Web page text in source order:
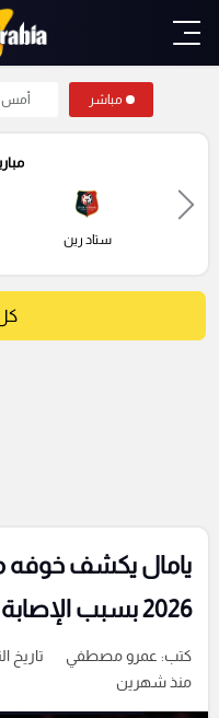
مباشر أمس
ستاد رين
يامال يكشف خوفه
2026 بسبب الإصابة
كتب: عمرو مصطفي تاريخ النشر:
منذ شهرين